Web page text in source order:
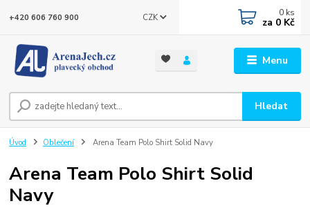
Menu
CZK
Hledat
+420 606 760 900 0 ks
za 0 Kč
Úvod Oblečení Arena Team Polo Shirt Solid Navy
Arena Team Polo Shirt Solid
Navy